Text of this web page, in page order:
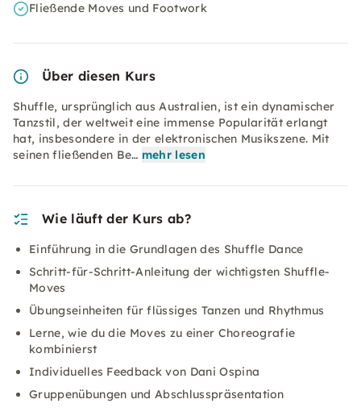
Fließende Moves und Footwork
Über diesen Kurs
Shuffle, ursprünglich aus Australien, ist ein dynamischer
Tanzstil, der weltweit eine immense Popularität erlangt
hat, insbesondere in der elektronischen Musikszene. Mit
seinen fließenden Be… mehr lesen
Wie läuft der Kurs ab?
Einführung in die Grundlagen des Shuffle Dance
Schritt-für-Schritt-Anleitung der wichtigsten Shuffle-
Moves
Übungseinheiten für flüssiges Tanzen und Rhythmus
Lerne, wie du die Moves zu einer Choreografie
kombinierst
Individuelles Feedback von Dani Ospina
Gruppenübungen und Abschlusspräsentation